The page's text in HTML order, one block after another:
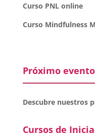
Curso PNL online
Curso Mindfulness
Próximo
Descubre nuestros
Cursos de